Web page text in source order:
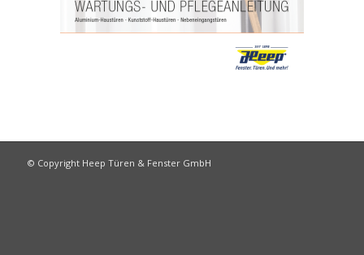
© Copyright Heep Türen & Fenster GmbH